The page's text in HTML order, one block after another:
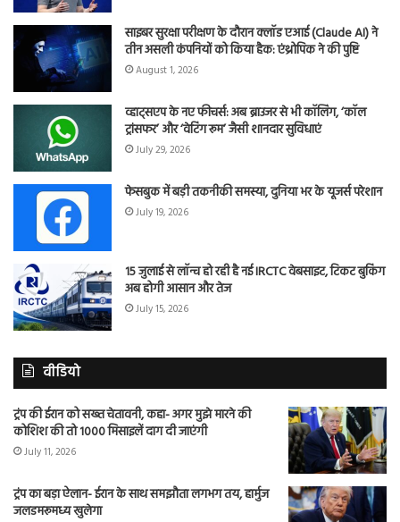
साइबर सुरक्षा परीक्षण के दौरान क्लॉड एआई (Claude AI) ने
तीन असली कंपनियों को किया हैक: एंथ्रोपिक ने की पुष्टि
August 1, 2026
व्हाट्सएप के नए फीचर्स: अब ब्राउजर से भी कॉलिंग, ‘कॉल
ट्रांसफर’ और ‘वेटिंग रूम’ जैसी शानदार सुविधाएं
July 29, 2026
फेसबुक में बड़ी तकनीकी समस्या, दुनिया भर के यूजर्स परेशान
July 19, 2026
15 जुलाई से लॉन्च हो रही है नई IRCTC वेबसाइट, टिकट बुकिंग
अब होगी आसान और तेज
July 15, 2026
वीडियो
ट्रंप की ईरान को सख्त चेतावनी, कहा- अगर मुझे मारने की
कोशिश की तो 1000 मिसाइलें दाग दी जाएंगी
July 11, 2026
ट्रंप का बड़ा ऐलान- ईरान के साथ समझौता लगभग तय, हार्मुज
जलडमरूमध्य खुलेगा